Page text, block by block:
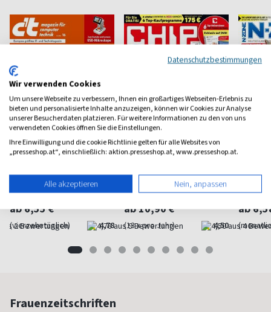
Computertechnik
ab 6,55 €
(vierzehntäglich) 4,78
Chip mit Mehrwert
ab 10,90 €
(13 x pro Jahr) 4,50
ab
Frauenzeitschriften
Datenschutzbestimmungen
Wir verwenden Cookies
Um unsere Webseite zu verbessern, Ihnen ein großartiges Webseiten-Erlebnis zu
bieten und personalisierte Inhalte anzuzeigen, können wir Cookies zur Analyse
unserer Besucherdaten platzieren. Für weitere Informationen zu den von uns
verwendeten Cookies öffnen Sie die Einstellungen.
Ihre Einwilligung und die cookie Richtlinie gelten für alle Websites von
„presseshop.at“, einschließlich: aktion.presseshop.at, www.presseshop.at.
Alle akzeptieren Nein, anpassen